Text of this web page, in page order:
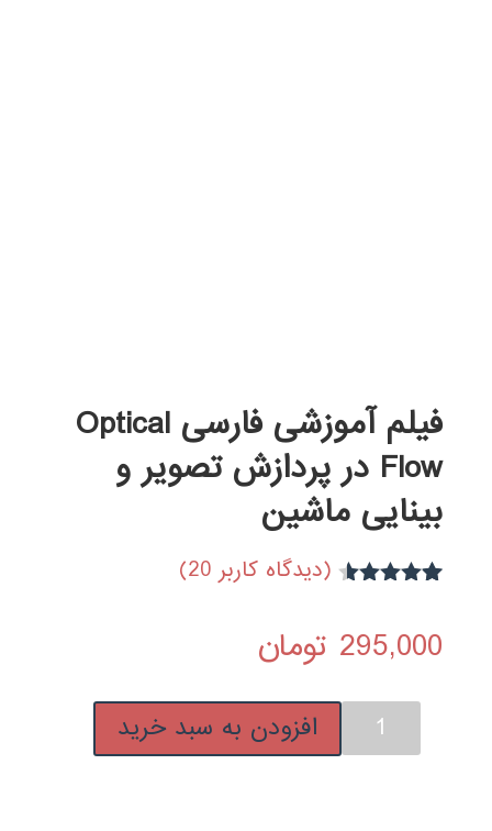
فیلم آموزشی فارسی Optical
Flow در پردازش تصویر و
بینایی ماشین
مشتری
(دیدگاه کاربر 20
)
295,000 تومان
آموزشی
افزودن به سبد خرید